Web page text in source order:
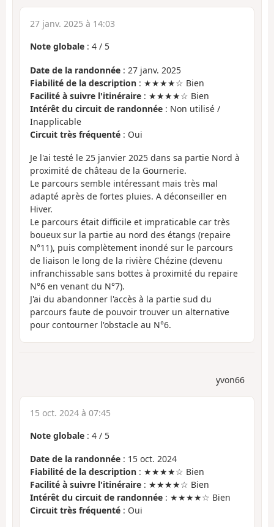
27 janv. 2025 à 14:03
Note globale : 4 / 5
Date de la randonnée : 27 janv. 2025
Fiabilité de la description : ★★★★☆ Bien
Facilité à suivre l'itinéraire : ★★★★☆ Bien
Intérêt du circuit de randonnée : Non utilisé /
Inapplicable
Circuit très fréquenté : Oui
Je l'ai testé le 25 janvier 2025 dans sa partie Nord à
proximité de château de la Gournerie.
Le parcours semble intéressant mais très mal
adapté après de fortes pluies. A déconseiller en
Hiver.
Le parcours était difficile et impraticable car très
boueux sur la partie au nord des étangs (repaire
N°11), puis complètement inondé sur le parcours
de liaison le long de la rivière Chézine (devenu
infranchissable sans bottes à proximité du repaire
N°6 en venant du N°7).
J'ai du abandonner l'accès à la partie sud du
parcours faute de pouvoir trouver un alternative
pour contourner l'obstacle au N°6.
yvon66
15 oct. 2024 à 07:45
Note globale : 4 / 5
Date de la randonnée : 15 oct. 2024
Fiabilité de la description : ★★★★☆ Bien
Facilité à suivre l'itinéraire : ★★★★☆ Bien
Intérêt du circuit de randonnée : ★★★★☆ Bien
Circuit très fréquenté : Oui